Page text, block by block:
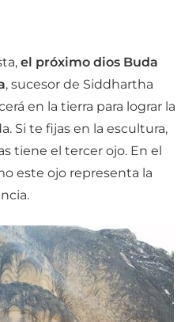
el próximo dios Buda
, sucesor de Siddhartha
en la tierra para lograr la
Si te fijas en la escultura,
tiene el tercer ojo. En el
este ojo representa la